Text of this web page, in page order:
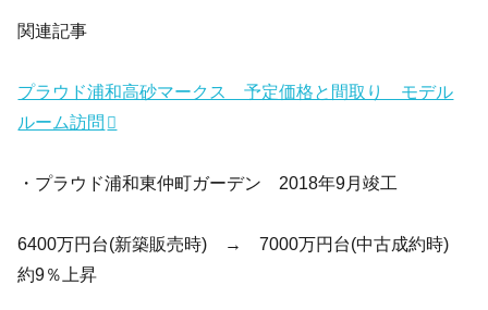
関連記事
プラウド浦和高砂マークス 予定価格と間取り モデル
ルーム訪問
・プラウド浦和東仲町ガーデン 2018年9月竣工
6400万円台(新築販売時) → 7000万円台(中古成約時)
約9％上昇